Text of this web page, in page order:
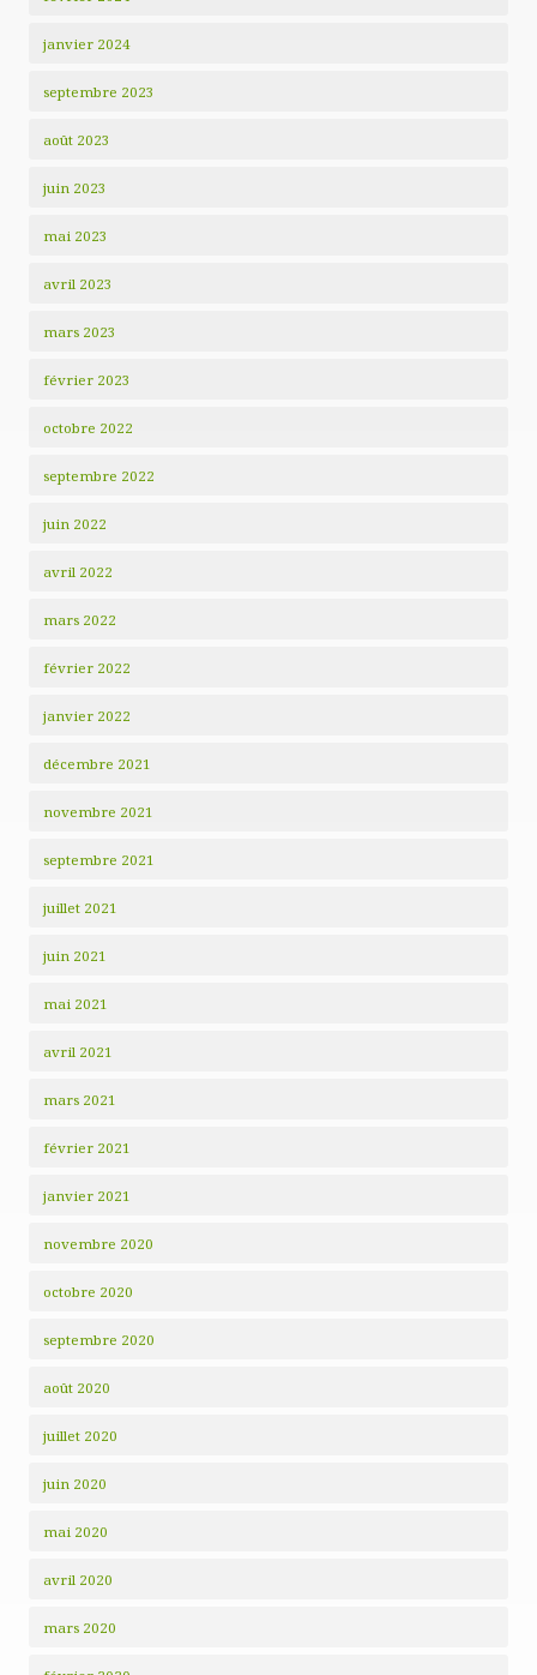
janvier 2024
septembre 2023
août 2023
juin 2023
mai 2023
avril 2023
mars 2023
février 2023
octobre 2022
septembre 2022
juin 2022
avril 2022
mars 2022
février 2022
janvier 2022
décembre 2021
novembre 2021
septembre 2021
juillet 2021
juin 2021
mai 2021
avril 2021
mars 2021
février 2021
janvier 2021
novembre 2020
octobre 2020
septembre 2020
août 2020
juillet 2020
juin 2020
mai 2020
avril 2020
mars 2020